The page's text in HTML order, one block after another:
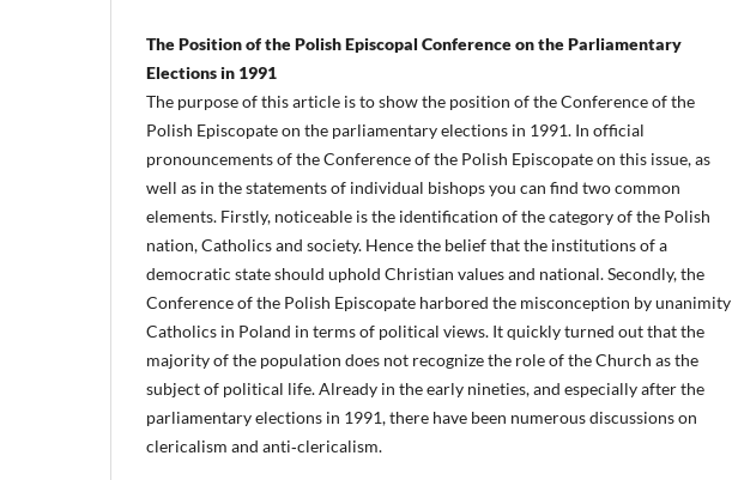
The Position of the Polish Episcopal Conference on the Parliamentary
Elections in 1991
The purpose of this article is to show the position of the Conference of the
Polish Episcopate on the parliamentary elections in 1991. In official
pronouncements of the Conference of the Polish Episcopate on this issue, as
well as in the statements of individual bishops you can find two common
elements. Firstly, noticeable is the identification of the category of the Polish
nation, Catholics and society. Hence the belief that the institutions of a
democratic state should uphold Christian values and national. Secondly, the
Conference of the Polish Episcopate harbored the misconception by unanimity
Catholics in Poland in terms of political views. It quickly turned out that the
majority of the population does not recognize the role of the Church as the
subject of political life. Already in the early nineties, and especially after the
parliamentary elections in 1991, there have been numerous discussions on
clericalism and anti‑clericalism.